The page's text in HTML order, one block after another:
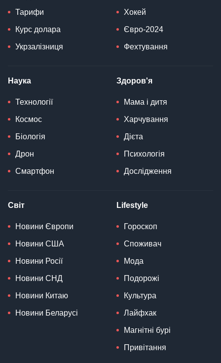
Тарифи
Курс долара
Укрзалізниця
Хокей
Євро-2024
Фехтування
Наука
Технології
Космос
Біологія
Дрон
Смартфон
Здоров'я
Мама і дитя
Харчування
Дієта
Психологія
Дослідження
Світ
Новини Європи
Новини США
Новини Росії
Новини СНД
Новини Китаю
Новини Беларусі
Lifestyle
Гороскоп
Споживач
Мода
Подорожі
Культура
Лайфхак
Магнітні бурі
Привітання